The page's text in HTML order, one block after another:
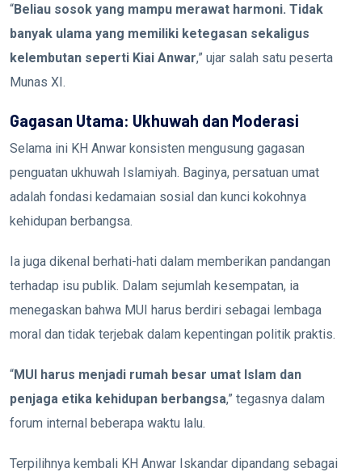
“Beliau sosok yang mampu merawat harmoni. Tidak
banyak ulama yang memiliki ketegasan sekaligus
kelembutan seperti Kiai Anwar,” ujar salah satu peserta
Munas XI.
Gagasan Utama: Ukhuwah dan Moderasi
Selama ini KH Anwar konsisten mengusung gagasan
penguatan ukhuwah Islamiyah. Baginya, persatuan umat
adalah fondasi kedamaian sosial dan kunci kokohnya
kehidupan berbangsa.
Ia juga dikenal berhati-hati dalam memberikan pandangan
terhadap isu publik. Dalam sejumlah kesempatan, ia
menegaskan bahwa MUI harus berdiri sebagai lembaga
moral dan tidak terjebak dalam kepentingan politik praktis.
“MUI harus menjadi rumah besar umat Islam dan
penjaga etika kehidupan berbangsa,” tegasnya dalam
forum internal beberapa waktu lalu.
Terpilihnya kembali KH Anwar Iskandar dipandang sebagai